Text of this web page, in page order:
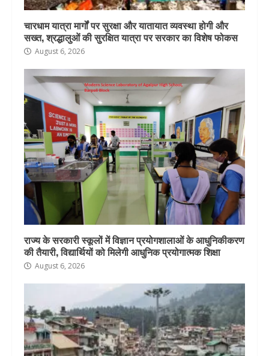
चारधाम यात्रा मार्गों पर सुरक्षा और यातायात व्यवस्था होगी और
सख्त, श्रद्धालुओं की सुरक्षित यात्रा पर सरकार का विशेष फोकस
August 6, 2026
राज्य के सरकारी स्कूलों में विज्ञान प्रयोगशालाओं के आधुनिकीकरण
की तैयारी, विद्यार्थियों को मिलेगी आधुनिक प्रयोगात्मक शिक्षा
August 6, 2026